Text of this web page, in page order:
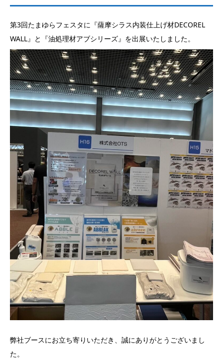
第3回たまゆらフェスタに『薩摩シラス内装仕上げ材DECOREL
WALL』と『油処理材アブシリーズ』を出展いたしました。
弊社ブースにお立ち寄りいただき、誠にありがとうございまし
た。